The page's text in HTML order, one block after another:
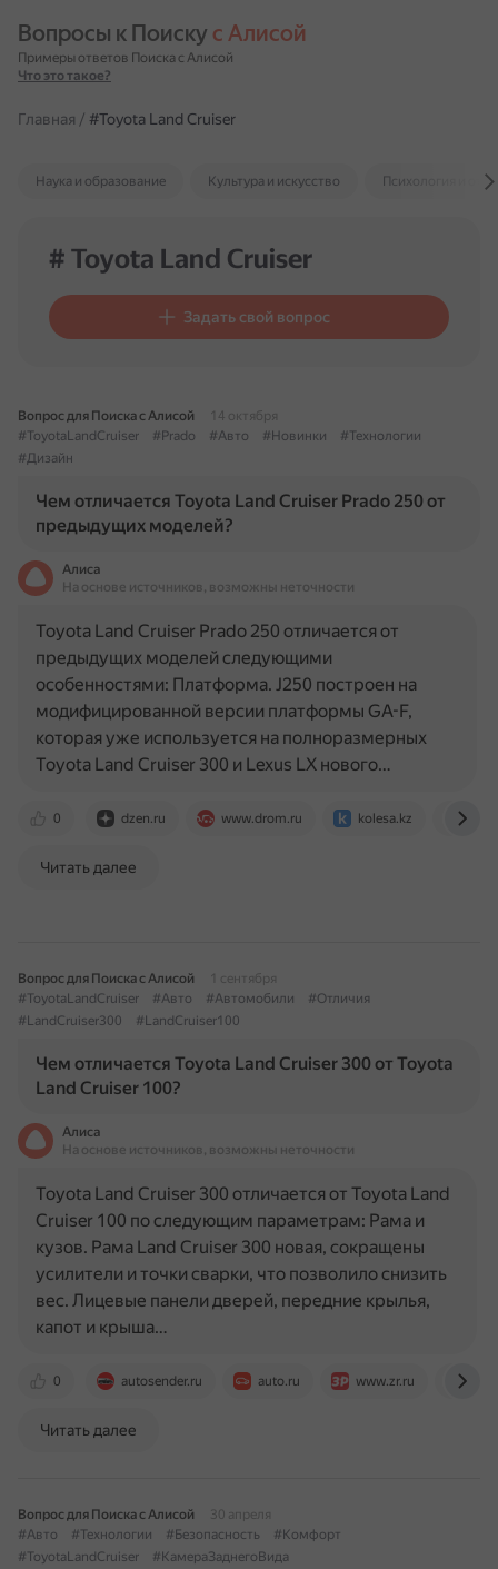
Вопросы к Поиску с Алисой
Примеры ответов Поиска с Алисой
Что это такое?
Главная / #Toyota Land Cruiser
Наука и образование Культура и искусство Психология и
# Toyota Land Cruiser
Задать свой вопрос
Вопрос для Поиска с Алисой
14 октября
#ToyotaLandCruiser
#Prado #Авто #Новинки
#Технологии
#Дизайн
Чем отличается Toyota Land Cruiser Prado 250 от
предыдущих моделей?
Алиса
На основе источников, возможны неточности
0 dzen.ru www.drom.ru kolesa.kz
Toyota Land Cruiser Prado 250 отличается от
предыдущих моделей следующими
особенностями: Платформа. J250 построен на
модифицированной версии платформы GA-F,
которая уже используется на полноразмерных
Toyota Land Cruiser 300 и Lexus LX нового…
Читать далее
Вопрос для Поиска с Алисой
1 сентября
#ToyotaLandCruiser
#Авто #Автомобили
#Отличия
#LandCruiser300
#LandCruiser100
Чем отличается Toyota Land Cruiser 300 от Toyota
Land Cruiser 100?
Алиса
На основе источников, возможны неточности
0 autosender.ru auto.ru www.zr.ru
Toyota Land Cruiser 300 отличается от Toyota Land
Cruiser 100 по следующим параметрам: Рама и
кузов. Рама Land Cruiser 300 новая, сокращены
усилители и точки сварки, что позволило снизить
вес. Лицевые панели дверей, передние крылья,
капот и крыша…
Читать далее
Вопрос для Поиска с Алисой
30 апреля
#Авто
#Технологии #Безопасность
#Комфорт
#ToyotaLandCruiser
#КамераЗаднегоВида